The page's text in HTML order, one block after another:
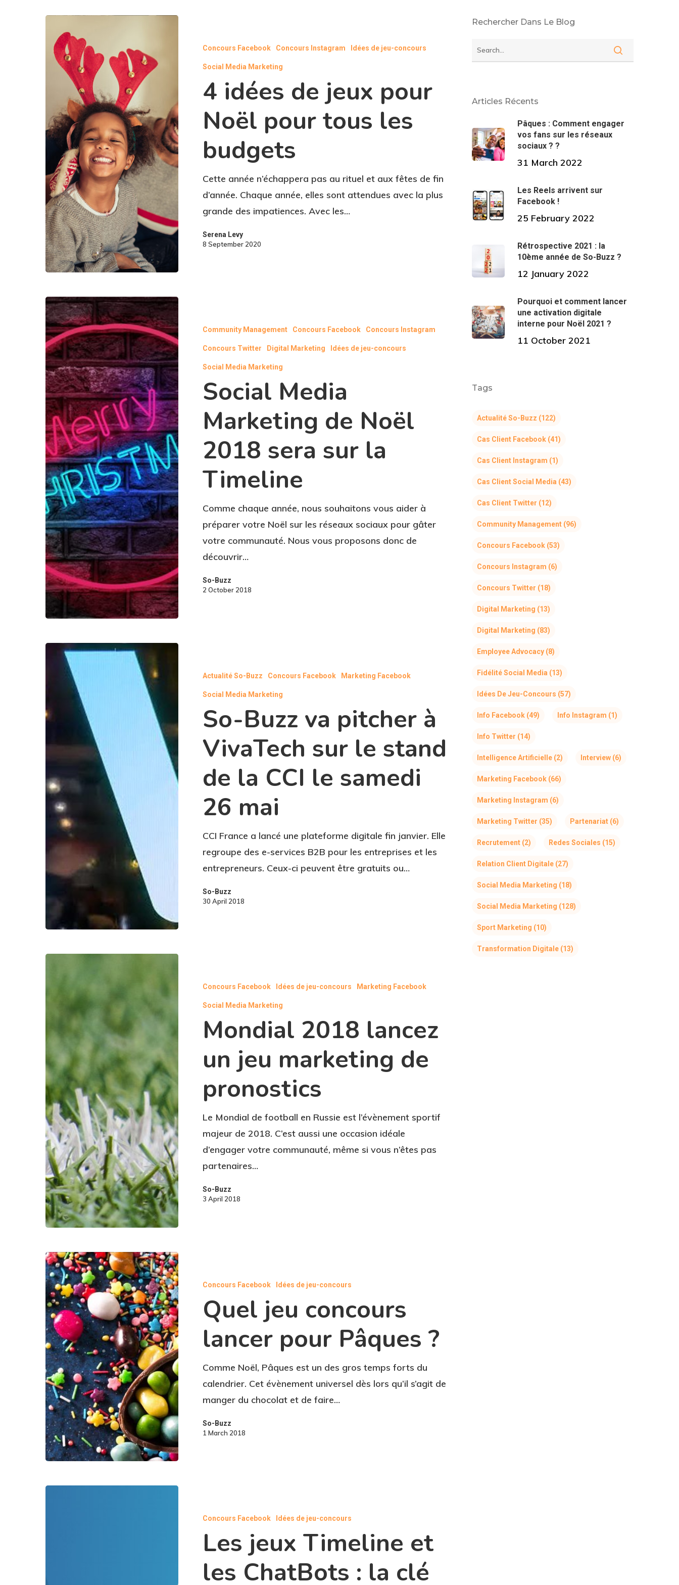
Concours Facebook Concours Instagram Idées de jeu-concours
Social Media Marketing
4 idées de jeux pour
Noël pour tous les
budgets
Cette année n’échappera pas au rituel et aux fêtes de fin
d’année. Chaque année, elles sont attendues avec la plus
grande des impatiences. Avec les…
Serena Levy
8 September 2020
Community Management Concours Facebook Concours Instagram
Concours Twitter Digital Marketing Idées de jeu-concours
Social Media Marketing
Social Media
Marketing de Noël
2018 sera sur la
Timeline
Comme chaque année, nous souhaitons vous aider à
préparer votre Noël sur les réseaux sociaux pour gâter
votre communauté. Nous vous proposons donc de
découvrir…
So-Buzz
2 October 2018
Actualité So-Buzz Concours Facebook Marketing Facebook
Social Media Marketing
So-Buzz va pitcher à
VivaTech sur le stand
de la CCI le samedi
26 mai
CCI France a lancé une plateforme digitale fin janvier. Elle
regroupe des e-services B2B pour les entreprises et les
entrepreneurs. Ceux-ci peuvent être gratuits ou…
So-Buzz
30 April 2018
Concours Facebook Idées de jeu-concours Marketing Facebook
Social Media Marketing
Mondial 2018 lancez
un jeu marketing de
pronostics
Le Mondial de football en Russie est l’évènement sportif
majeur de 2018. C’est aussi une occasion idéale
d’engager votre communauté, même si vous n’êtes pas
partenaires…
So-Buzz
3 April 2018
Concours Facebook Idées de jeu-concours
Quel jeu concours
lancer pour Pâques ?
Comme Noël, Pâques est un des gros temps forts du
calendrier. Cet évènement universel dès lors qu’il s’agit de
manger du chocolat et de faire…
So-Buzz
1 March 2018
Concours Facebook Idées de jeu-concours
Les jeux Timeline et
les ChatBots : la clé
Rechercher Dans Le Blog
Articles Récents
Pâques : Comment engager
vos fans sur les réseaux
sociaux ? ?
31 March 2022
Les Reels arrivent sur
Facebook !
25 February 2022
Rétrospective 2021 : la
10ème année de So-Buzz ?
12 January 2022
Pourquoi et comment lancer
une activation digitale
interne pour Noël 2021 ?
11 October 2021
Tags
Actualité So-Buzz (122)
Cas Client Facebook(41)
Cas Client Instagram (1)
Cas Client Social Media (43)
Cas Client Twitter (12)
Community Management(96)
Concours Facebook(53)
Concours Instagram (6)
Concours Twitter (18)
Digital Marketing (13)
Digital Marketing (83)
Employee Advocacy(8)
Fidélité Social Media (13)
Idées De Jeu-Concours (57)
Info Facebook(49) Info Instagram (1)
Info Twitter (14)
Intelligence Artificielle(2) Interview(6)
Marketing Facebook(66)
Marketing Instagram (6)
Marketing Twitter (35) Partenariat(6)
Recrutement(2) Redes Sociales (15)
Relation Client Digitale(27)
Social Media Marketing (18)
Social Media Marketing (128)
Sport Marketing (10)
Transformation Digitale(13)